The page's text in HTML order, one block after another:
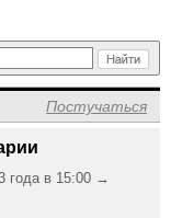
Постучаться
года в 15:00 →